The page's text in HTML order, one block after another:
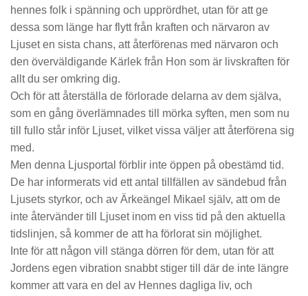
hennes folk i spänning och upprördhet, utan för att ge
dessa som länge har flytt från kraften och närvaron av
Ljuset en sista chans, att återförenas med närvaron och
den överväldigande Kärlek från Hon som är livskraften för
allt du ser omkring dig.
Och för att återställa de förlorade delarna av dem själva,
som en gång överlämnades till mörka syften, men som nu
till fullo står inför Ljuset, vilket vissa väljer att återförena sig
med.
Men denna Ljusportal förblir inte öppen på obestämd tid.
De har informerats vid ett antal tillfällen av sändebud från
Ljusets styrkor, och av Ärkeängel Mikael själv, att om de
inte återvänder till Ljuset inom en viss tid på den aktuella
tidslinjen, så kommer de att ha förlorat sin möjlighet.
Inte för att någon vill stänga dörren för dem, utan för att
Jordens egen vibration snabbt stiger till där de inte längre
kommer att vara en del av Hennes dagliga liv, och